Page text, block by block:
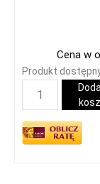
Cena w
Produkt